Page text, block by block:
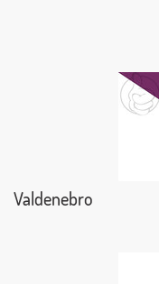
Valdenebro